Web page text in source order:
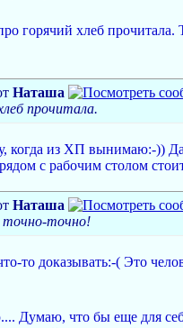
горячий хлеб
Наташа
прочитала.
когда из ХП вынимаю:-))
с рабочим столом
Наташа
точно-точно!
то доказывать:-( Это
Думаю, что бы еще для